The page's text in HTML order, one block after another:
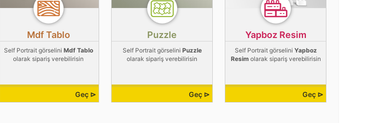
Mdf Tablo
Self Portrait görselini Mdf Tablo
olarak sipariş verebilirisin
Geç ⊳
Puzzle
Self Portrait görselini Puzzle
olarak sipariş verebilirisin
Geç ⊳
Yapboz Resim
Self Portrait görselini Yapboz
Resimolarak sipariş verebilirisin
Geç ⊳